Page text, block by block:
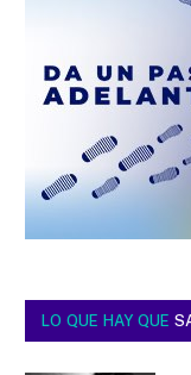
LO QUE HAY QUE